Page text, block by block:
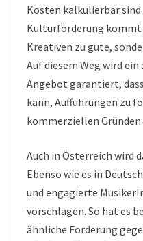
Kosten kalkulierbar
Kulturförderung kommt
Kreativen zu gute,
Auf diesem Weg wird
Angebot garantiert,
kann, Aufführungen zu
kommerziellen
Auch in Österreich wird
Ebenso wie es in
und engagierte
vorschlagen. So hat es
ähnliche Forderung